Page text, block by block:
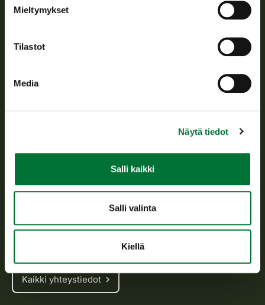
Mieltymykset
Tilastot
Media
Näytä tiedot
Salli kaikki
Salli valinta
Kiellä
Suomen riistakeskus
riistanhoitoyhdistysten toimintaa ja huolehtii riistapolitiikan
toimeenpanosta sekä vastaa sille säädetyistä julkisista
Avoinna arkipäivisin klo 9-15.
Kaikki yhteystiedot